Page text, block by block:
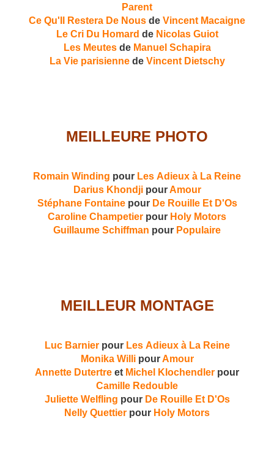
Parent
Ce Qu'Il Restera De Nous de Vincent Macaigne
Le Cri Du Homard de Nicolas Guiot
Les Meutesde Manuel Schapira
La Vie parisiennede Vincent Dietschy
MEILLEURE PHOTO
Romain Winding pour Les Adieux à La Reine
Darius KhondjipourAmour
Stéphane Fontainepour De Rouille Et D'Os
Caroline Champetier pour Holy Motors
Guillaume Schiffman pour Populaire
MEILLEUR MONTAGE
Luc Barnierpour Les Adieux à La Reine
Monika WillipourAmour
Annette Dutertre et Michel Klochendler pour
Camille Redouble
Juliette Welfling pour De Rouille Et D'Os
Nelly Quettier pour Holy Motors